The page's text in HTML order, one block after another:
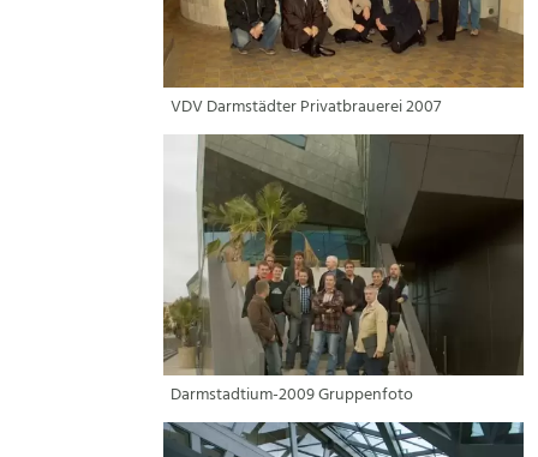
VDV Darmstädter Privatbrauerei 2007
Darmstadtium-2009 Gruppenfoto